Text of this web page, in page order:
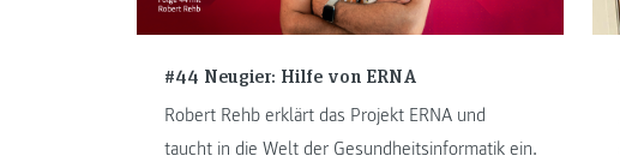
#44 Neugier: Hilfe von ERNA
Robert Rehb erklärt das Projekt ERNA und
taucht in die Welt der Gesundheitsinformatik ein.